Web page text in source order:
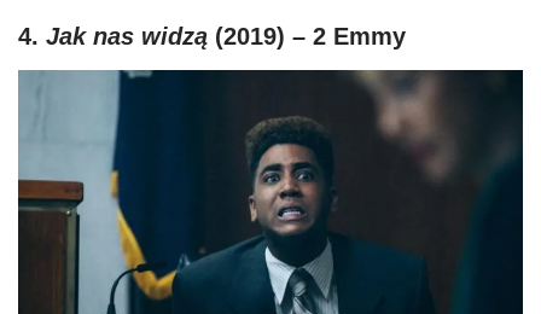
4. Jak nas widzą (2019) – 2 Emmy